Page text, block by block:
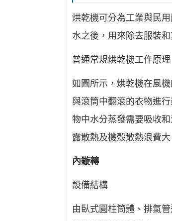
烘乾機可分為工業與民
水之後，用來除去服裝
普通常規烘乾機工作原理
如圖所示，烘乾機在風
與滾筒中翻滾的衣物進
物中水分蒸發需要吸收
露散熱及機殼散熱浪費
內鏇轉
設備結構
由臥式圓柱筒體、排氣